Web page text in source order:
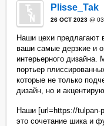
Plisse_Tak
26 OCT 2023 @
Наши цехи предлагают
ваши самые дерзкие и
интерьерного дизайна.
портьер
которые не только
дизайн, но и
Наши [url=https://tulpan-
это сочетание шика и